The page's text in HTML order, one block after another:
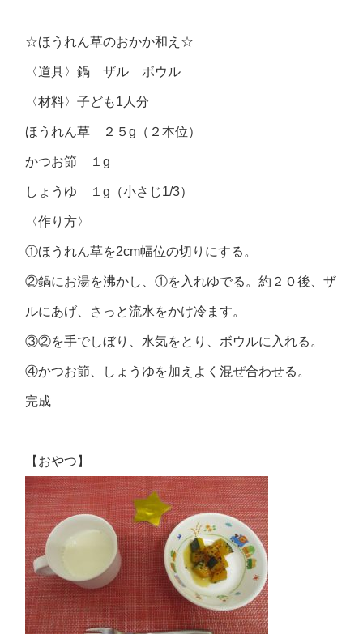
☆ほうれん草のおかか和え☆
〈道具〉鍋 ザル ボウル
〈材料〉子ども1人分
ほうれん草 ２５g（２本位）
かつお節 １g
しょうゆ １g（小さじ1/3）
〈作り方〉
①ほうれん草を2cm幅位の切りにする。
②鍋にお湯を沸かし、①を入れゆでる。約２０後、ザ
ルにあげ、さっと流水をかけ冷ます。
③②を手でしぼり、水気をとり、ボウルに入れる。
④かつお節、しょうゆを加えよく混ぜ合わせる。
完成
【おやつ】